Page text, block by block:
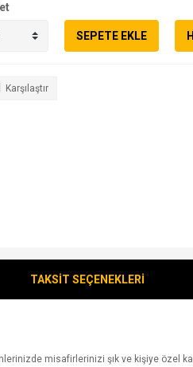
SEPETE EKLE
Karşılaştır
TAKSİT SEÇENEKLERİ
misafirlerinizi şık ve kişiye özel